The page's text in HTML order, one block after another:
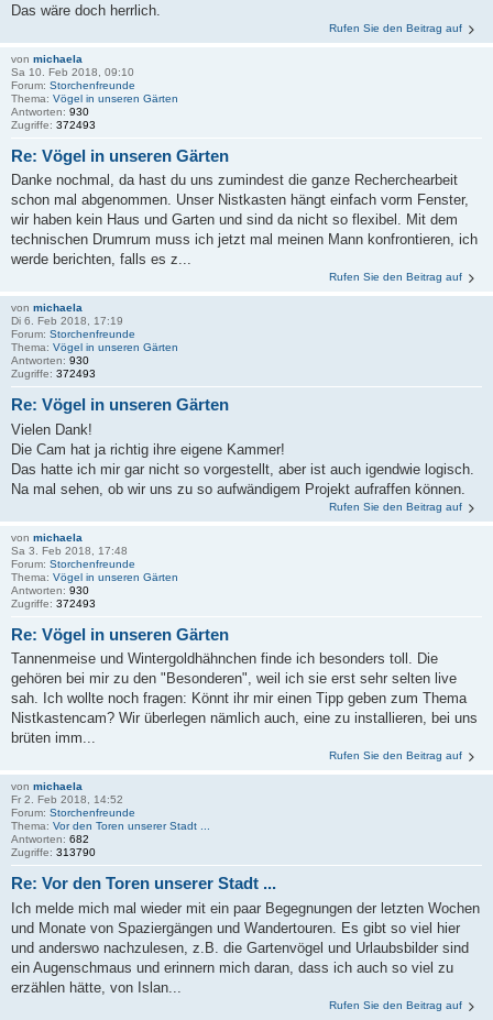
Das wäre doch herrlich.
Rufen Sie den Beitrag auf
von michaela
Sa 10. Feb 2018, 09:10
Forum: Storchenfreunde
Thema: Vögel in unseren Gärten
Antworten: 930
Zugriffe: 372493
Re: Vögel in unseren Gärten
Danke nochmal, da hast du uns zumindest die ganze Recherchearbeit
schon mal abgenommen. Unser Nistkasten hängt einfach vorm Fenster,
wir haben kein Haus und Garten und sind da nicht so flexibel. Mit dem
technischen Drumrum muss ich jetzt mal meinen Mann konfrontieren, ich
werde berichten, falls es z...
Rufen Sie den Beitrag auf
von michaela
Di 6. Feb 2018, 17:19
Forum: Storchenfreunde
Thema: Vögel in unseren Gärten
Antworten: 930
Zugriffe: 372493
Re: Vögel in unseren Gärten
Vielen Dank!
Die Cam hat ja richtig ihre eigene Kammer!
Das hatte ich mir gar nicht so vorgestellt, aber ist auch igendwie logisch.
Na mal sehen, ob wir uns zu so aufwändigem Projekt aufraffen können.
Rufen Sie den Beitrag auf
von michaela
Sa 3. Feb 2018, 17:48
Forum: Storchenfreunde
Thema: Vögel in unseren Gärten
Antworten: 930
Zugriffe: 372493
Re: Vögel in unseren Gärten
Tannenmeise und Wintergoldhähnchen finde ich besonders toll. Die
gehören bei mir zu den "Besonderen", weil ich sie erst sehr selten live
sah. Ich wollte noch fragen: Könnt ihr mir einen Tipp geben zum Thema
Nistkastencam? Wir überlegen nämlich auch, eine zu installieren, bei uns
brüten imm...
Rufen Sie den Beitrag auf
von michaela
Fr 2. Feb 2018, 14:52
Forum: Storchenfreunde
Thema: Vor den Toren unserer Stadt ...
Antworten: 682
Zugriffe: 313790
Re: Vor den Toren unserer Stadt ...
Ich melde mich mal wieder mit ein paar Begegnungen der letzten Wochen
und Monate von Spaziergängen und Wandertouren. Es gibt so viel hier
und anderswo nachzulesen, z.B. die Gartenvögel und Urlaubsbilder sind
ein Augenschmaus und erinnern mich daran, dass ich auch so viel zu
erzählen hätte, von Islan...
Rufen Sie den Beitrag auf